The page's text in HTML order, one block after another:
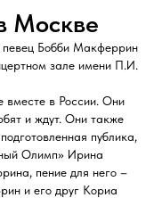
Москве
Бобби Макферрин
зале имени П.И.
в России. Они
и ждут. Они также
публика,
Олимп» Ирина
пение для него –
и его друг Кориа